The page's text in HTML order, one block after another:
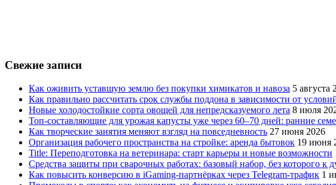
Свежие записи
Как оживить уставшую землю без покупки химикатов и навоза 5 августа
Как правильно рассчитать срок службы поддона в зависимости от
Новые холодостойкие сорта овощей для непредсказуемого лета 8 июля
Топ-составляющие для урожая капусты уже через 60–70 дней: ранние
Как творческие занятия меняют взгляд на повседневность 27 июня 2026
Организация рабочего пространства на стройке: аренда бытовок 19 июня
Title: Переподготовка на ветеринара: старт карьеры и новые возможности
Средства защиты при сварочных работах: базовый набор, без которого к
Как повысить конверсию в iGaming-партнёрках через Telegram-трафик 1